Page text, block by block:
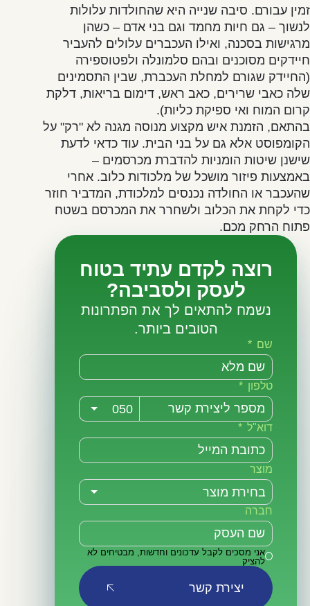
זמין עבורם. סיבה שנייה היא שהחולדות עלולות
לנשוך – גם חיות מחמד וגם בני אדם – כשהן
מרגישות בסכנה, ואילו העכברים עלולים להעביר
חיידקים מסוכנים ובהם סלמונלה ולפטוספירה
(החיידק שגורם למחלת העכברת, שבין התסמינים
שלה כאבי שרירים, כאב ראש, דימום בריאות, דלקת
קרום המוח ואי ספיקת כליות).
בהתאם, הזמנת איש מקצוע מנוסה מגנה לא "רק" על
הקומפוסט אלא גם על בני הבית. עוד כדאי לדעת
שישנן שיטות הומניות להדברת מכרסמים –
באמצעות פיזור מושכל של מלכודות כלוב. אחרי
שהעכבר או החולדה נכנסים למלכודת, המדביר חוזר
כדי לקחת את הכלוב ולשחרר את המכרסם בשטח
פתוח הרחק מכם.
רוצה לקדם עתיד בטוח
לעסק ולסביבה?
נשמח להתאים לך את הפתרונות
הטובים ביותר.
שם
טלפון
דוא"ל
מוצר
חברה
אני מסכים לקבל עדכונים וחדשות, מבטיחים לא
להציק
יצירת קשר